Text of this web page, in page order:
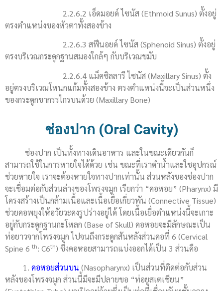
2.2.6.2 เอ็ดมอยด์ ไซนัส (Ethmoid Sunus) ตั้งอยู่
ตรงตำแหน่งของหัวตาทั้งสองข้าง
2.2.6.3 สฟีนอยด์ ไซนัส (Sphenoid Sinus) ตั้งอยู่
ตรงบริเวณกระดูกฐานสมองใกล้ๆ กับบริเวณขมับ
2.2.6.4 แม็คซิลลารี ไซนัส (Maxillary Sinus) ตั้ง
อยู่ตรงบริเวณโหนกแก้มทั้งสองข้าง ตรงตำแหน่งนี้จะเป็นส่วนหนึ่ง
ของกระดูกขากรรไกรบนด้วย (Maxillary Bone)
ช่องปาก (Oral Cavity)
ช่องปาก เป็นทั้งทางเดินอาหาร และในขณะเดียวกันก็
สามารถใช้ในการหายใจได้ด้วย เช่น ขณะที่เราดำน้ำและใชอุปกรณ์
ช่วยหายใจ เราจะต้องหายใจทางปากเท่านั้น ส่วนหลังของช่องปาก
จะเชื่อมต่อกับส่วนล่างของโพรงจมูก เรียกว่า “คอหอย” (Pharynx) มี
โครงสร้างเป็นกล้ามเนื้อและเนื้อเยื่อเกี่ยวพัน (Connective Tissue)
ช่วยคอพยุงให้อวัยวะคงรูปร่างอยู่ได้ โดยเนื้อเยื่อตำแหน่งนี้จะเกาะ
อยู่กับกระดูกฐานกะโหลก (Base of Skull) คอหอยจะมีลักษณะเป็น
ท่อยาวจากโพรงจมูก ไปจนถึงกระดูกสันหลังส่วนคอที่ 6 (Cervical
Spine 6 th: C6th) ซึ่งคอหอยสามารถแบ่งออกได้เป็น 3 ส่วนคือ
1. คอหอยส่วนบน (Nasopharynx) เป็นส่วนที่ติดต่อกับส่วน
หลังของโพรงจมูก ส่วนนี้มีจะมีปลายขอ “ท่อยูสเตเชียน”